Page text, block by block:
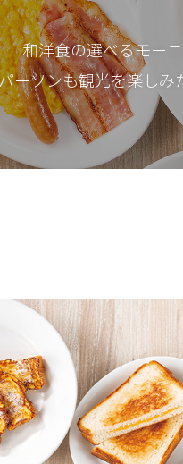
和洋食の選べるモー
ーソンも観光を楽しみ